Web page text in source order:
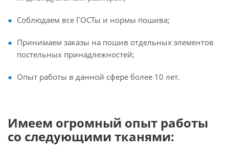
Соблюдаем все ГОСТы и нормы пошива;
Принимаем заказы на пошив отдельных элементов
постельных принадлежностей;
Опыт работы в данной сфере более 10 лет.
Имеем огромный опыт работы
со следующими тканями: